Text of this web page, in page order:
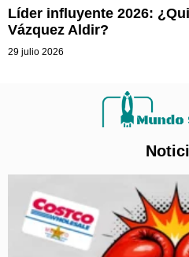
Líder influyente 2026:
Vázquez Aldir?
29 julio 2026